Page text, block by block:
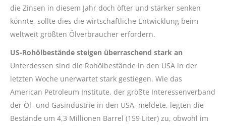
die Zinsen in diesem Jahr doch öfter und stärker senken
könnte, sollte dies die wirtschaftliche Entwicklung beim
weltweit größten Ölverbraucher erfordern.
US-Rohölbestände steigen überraschend stark an
Unterdessen sind die Rohölbestände in den USA in der
letzten Woche unerwartet stark gestiegen. Wie das
American Petroleum Institute, der größte Interessenverband
der Öl- und Gasindustrie in den USA, meldete, legten die
Bestände um 4,3 Millionen Barrel (159 Liter) zu, obwohl im